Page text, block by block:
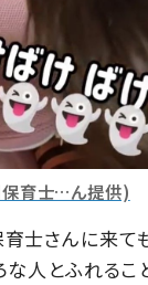
育士…ん提供)
士さんに来て
な人とふれる